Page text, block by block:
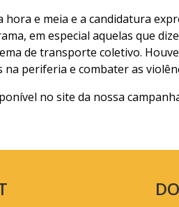
hora e meia e a candidatura
em especial aquelas que
de transporte coletivo.
periferia e combater as
no site da nossa